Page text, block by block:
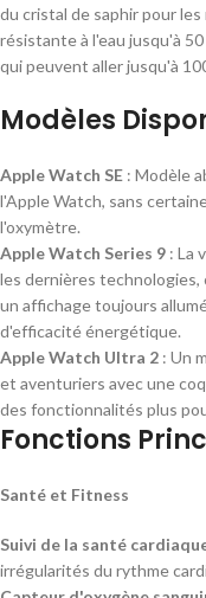
du cristal de saphir pour
résistante à l'eau jusqu'à
qui peuvent aller jusqu'à
Modèles
Apple Watch SE : Modèle
l'Apple Watch, sans
l'oxymètre.
Apple Watch Series 9 : La
les dernières technologies,
un affichage toujours
d'efficacité énergétique.
Apple Watch Ultra 2 : Un
et aventuriers avec une
des fonctionnalités plus
Fonctions
Santé et Fitness
Suivi de la santé
irrégularités du rythme